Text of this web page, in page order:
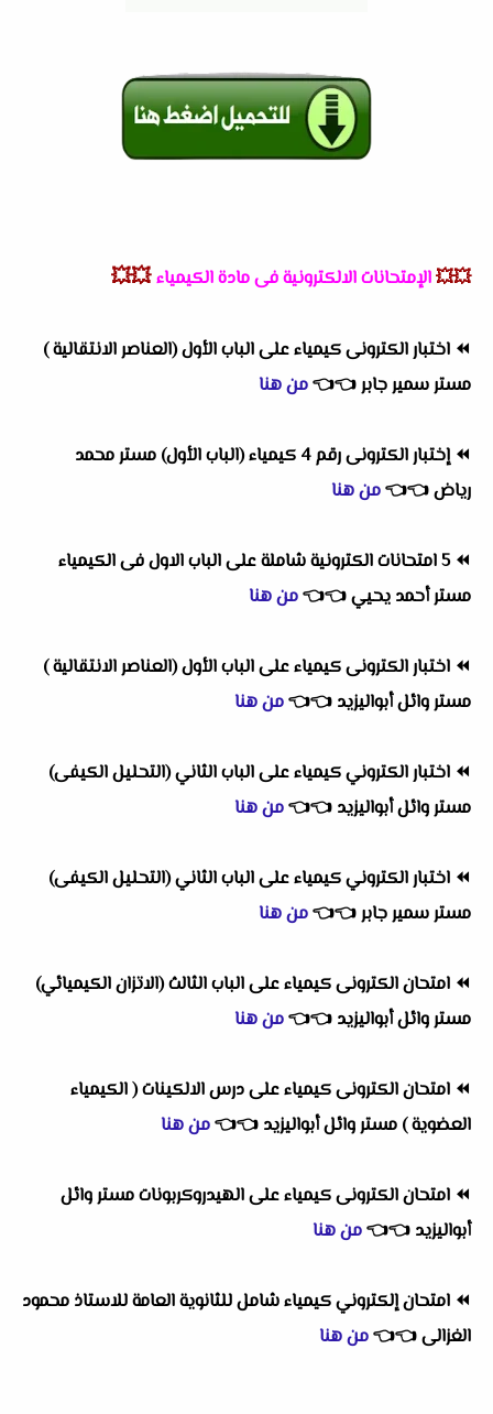
💥💥الإمتحانات الالكترونية فى مادة الكيمياء 💥💥
⏪ اختبار الكترونى كيمياء على الباب الأول (العناصر الانتقالية )
مستر سمير جابر👈
👈من هنا
⏪
إختبار الكترونى رقم 4 كيمياء (الباب الأول) مستر محمد
رياض👈
👈من هنا
⏪ 5 امتحانات الكترونية شاملة على الباب الاول فى الكيمياء
مستر أحمد يحيي👈
👈من هنا
⏪ اختبار الكترونى كيمياء على الباب الأول (العناصر الانتقالية )
مستر وائل أبواليزيد 👈
👈من هنا
⏪ اختبار الكتروني كيمياء على الباب الثاني (التحليل الكيفى)
مستر وائل أبواليزيد 👈
👈من هنا
⏪ اختبار الكتروني كيمياء على الباب الثاني (التحليل الكيفى)
مستر سمير جابر👈
👈من هنا
⏪ امتحان الكترونى كيمياء على الباب الثالث (الاتزان الكيميائي)
مستر وائل أبواليزيد 👈
👈من هنا
⏪ امتحان الكترونى كيمياء على درس الالكينات ( الكيمياء
العضوية ) مستر وائل أبواليزيد 👈
👈من هنا
⏪ امتحان الكترونى كيمياء على الهيدروكربونات مستر وائل
أبواليزيد 👈
👈من هنا
⏪ امتحان إلكتروني كيمياء شامل للثانوية العامة للاستاذ محمود
الغزالى👈
👈من هنا